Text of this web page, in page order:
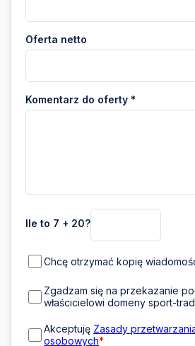
Oferta netto
Komentarz do oferty *
Ile to 7 + 20?
Chcę otrzymać kopię
Zgadzam się na przekazanie
właścicielowi domeny sport-
Akceptuję Zasady
osobowych*